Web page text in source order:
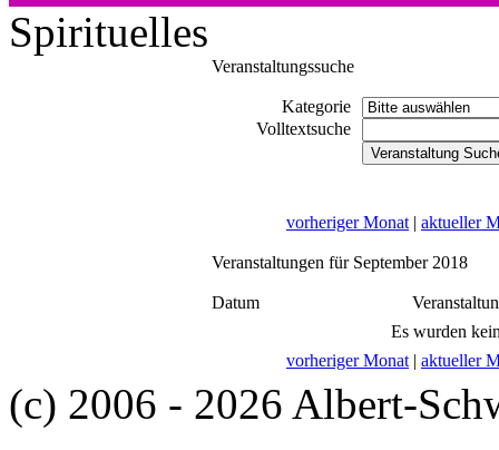
Spirituelles
Veranstaltungssuche
Kategorie
Volltextsuche
vorheriger Monat | aktueller
Veranstaltungen für September 2018
Datum
Es wurden
vorheriger Monat | aktueller
(c) 2006 - 2026 Albert-